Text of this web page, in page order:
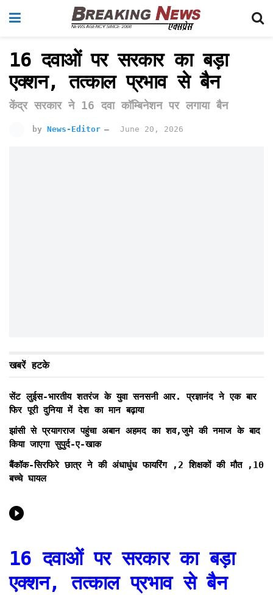
16 दवाओं पर सरकार का बड़ा
एक्शन, तत्काल प्रभाव से बैन
केंद्र सरकार ने 16 दवा कॉम्बिनेशन पर लगाया बैन
by News-Editor June 20, 2026
खबरें हटके
सेंट लुईस-भारतीय शतरंज के युवा सनसनी आर. प्रज्ञानंद ने एक बार
फिर पूरी दुनिया में देश का मान बढ़ाया
झांसी से प्रयागराज पहुंचा अबान अहमद का शव,जुमे की नमाज के बाद
किया जाएगा सुपुर्द-ए-खाक
बैंकॉक-सिरफिरे छात्र ने की अंधाधुंध फायरिंग ,2 शिक्षकों की मौत ,10
बच्चे घायल
16 दवाओं पर सरकार का बड़ा
एक्शन, तत्काल प्रभाव से बैन